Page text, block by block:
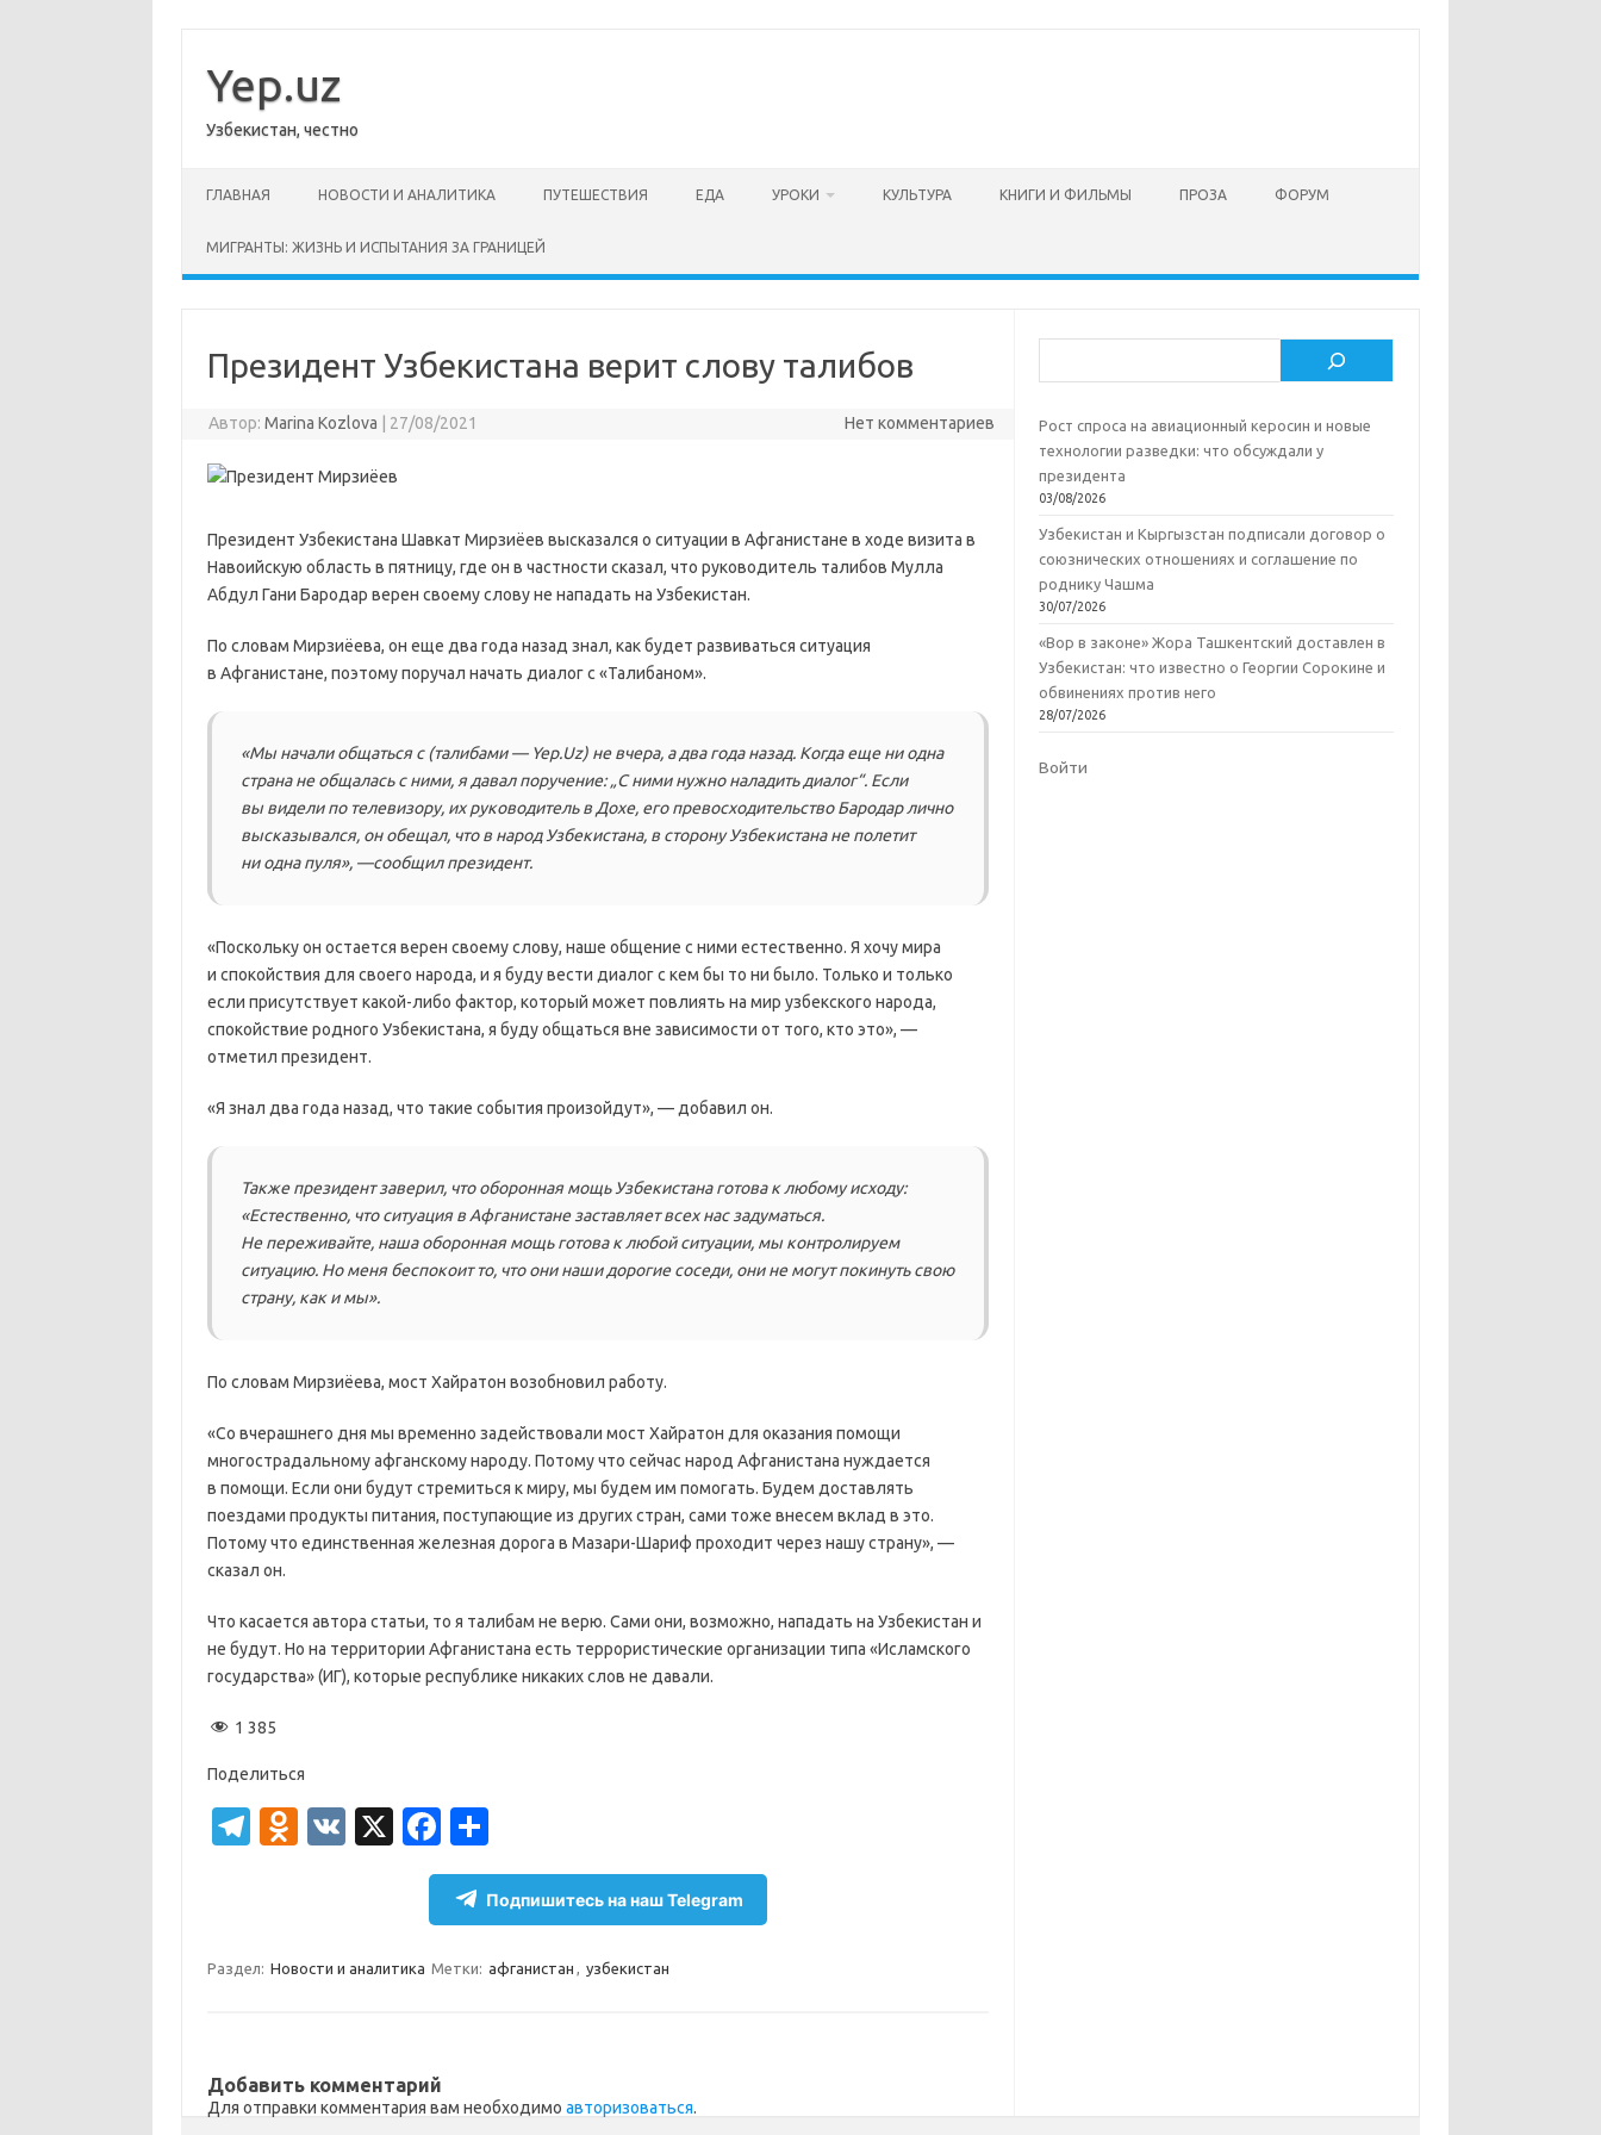
содержимому
Yep.uz
Узбекистан, честно
ГЛАВНАЯ НОВОСТИ И АНАЛИТИКА ПУТЕШЕСТВИЯ ЕДА УРОКИ КУЛЬТУРА КНИГИ И ФИЛЬМЫ ПРОЗА ФОРУМ
МИГРАНТЫ: ЖИЗНЬ И ИСПЫТАНИЯ ЗА ГРАНИЦЕЙ
Президент Узбекистана верит слову талибов
Автор: Marina Kozlova 27/08/2021 Нет комментариев
Президент Узбекистана Шавкат Мирзиёев высказался о ситуации в Афганистане в ходе визита в
Навоийскую область в пятницу, где он в частности сказал, что руководитель талибов Мулла
Абдул Гани Бародар верен своему слову не нападать на Узбекистан.
По словам Мирзиёева, он еще два года назад знал, как будет развиваться ситуация
в Афганистане, поэтому поручал начать диалог с «Талибаном».
«Мы начали общаться с (талибами — Yep.Uz) не вчера, а два года назад. Когда еще ни одна
страна не общалась с ними, я давал поручение: „С ними нужно наладить диалог“. Если
вы видели по телевизору, их руководитель в Дохе, его превосходительство Бародар лично
высказывался, он обещал, что в народ Узбекистана, в сторону Узбекистана не полетит
ни одна пуля», —сообщил президент.
«Поскольку он остается верен своему слову, наше общение с ними естественно. Я хочу мира
и спокойствия для своего народа, и я буду вести диалог с кем бы то ни было. Только и только
если присутствует какой-либо фактор, который может повлиять на мир узбекского народа,
спокойствие родного Узбекистана, я буду общаться вне зависимости от того, кто это», —
отметил президент.
«Я знал два года назад, что такие события произойдут», — добавил он.
Также президент заверил, что оборонная мощь Узбекистана готова к любому исходу:
«Естественно, что ситуация в Афганистане заставляет всех нас задуматься.
Не переживайте, наша оборонная мощь готова к любой ситуации, мы контролируем
ситуацию. Но меня беспокоит то, что они наши дорогие соседи, они не могут покинуть свою
страну, как и мы».
По словам Мирзиёева, мост Хайратон возобновил работу.
«Со вчерашнего дня мы временно задействовали мост Хайратон для оказания помощи
многострадальному афганскому народу. Потому что сейчас народ Афганистана нуждается
в помощи. Если они будут стремиться к миру, мы будем им помогать. Будем доставлять
поездами продукты питания, поступающие из других стран, сами тоже внесем вклад в это.
Потому что единственная железная дорога в Мазари-Шариф проходит через нашу страну», —
сказал он.
Что касается автора статьи, то я талибам не верю. Сами они, возможно, нападать на Узбекистан и
не будут. Но на территории Афганистана есть террористические организации типа «Исламского
государства» (ИГ), которые республике никаких слов не давали.
1 385
Поделиться
T
a
O
kl
ik
V
X
Fa
c
e
o
т
п
а
т
Подпишитесь на наш Telegram
Раздел: Новости и аналитика Метки: афганистан , узбекистан
Добавить комментарий
Для отправки комментария вам необходимо авторизоваться.
Рост спроса на авиационный керосин и новые
технологии разведки: что обсуждали у
президента
03/08/2026
Узбекистан и Кыргызстан подписали договор о
союзнических отношениях и соглашение по
роднику Чашма
30/07/2026
«Вор в законе» Жора Ташкентский доставлен в
Узбекистан: что известно о Георгии Сорокине и
обвинениях против него
28/07/2026
Войти